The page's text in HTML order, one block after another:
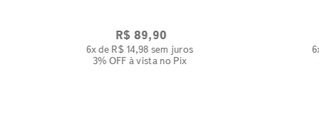
R$ 89,90
6x de R$ 14,98 sem juros
3% OFFà vista no Pix
6